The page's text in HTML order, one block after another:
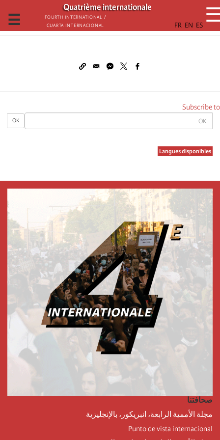
تجاوز
إلى
المحتوى
Quatrième internationale
Fourth International /
Cuarta Internacional
☰
OK
OK
Langues disponibles
Subscribe to
صحافتنا
مجلة الأممية الرابعة، انبريكور، بالإنجليزية
Punto de vista internacional